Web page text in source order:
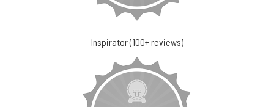
Inspirator (100+ reviews)